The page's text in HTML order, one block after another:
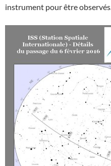
instrument pour être observés.